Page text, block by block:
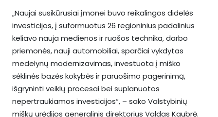
„Naujai susikūrusiai įmonei buvo reikalingos didelės
investicijos, į suformuotus 26 regioninius padalinius
keliavo nauja medienos ir ruošos technika, darbo
priemonės, nauji automobiliai, sparčiai vykdytas
medelynų modernizavimas, investuota į miško
sėklinės bazės kokybės ir paruošimo pagerinimą,
išgryninti veiklų procesai bei suplanuotos
nepertraukiamos investicijos“, – sako Valstybinių
miškų urėdijos generalinis direktorius Valdas Kaubrė.